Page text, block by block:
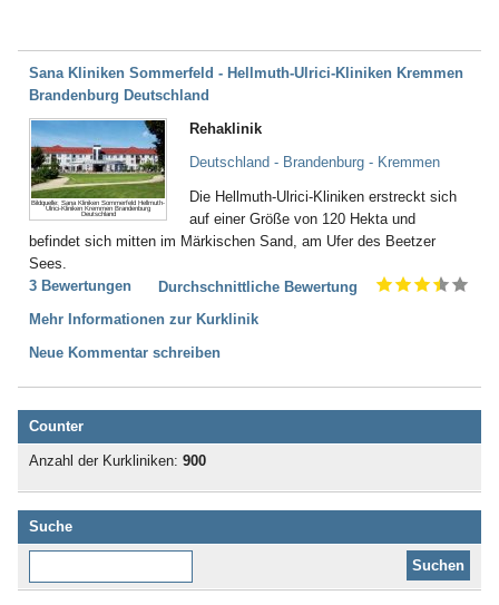
Sana Kliniken Sommerfeld - Hellmuth-Ulrici-Kliniken Kremmen
Brandenburg Deutschland
Bildquelle: Sana Kliniken Sommerfeld Hellmuth-
Ulrici-Kliniken Kremmen Brandenburg
Deutschland
Rehaklinik
Deutschland - Brandenburg - Kremmen
Die Hellmuth-Ulrici-Kliniken erstreckt sich
auf einer Größe von 120 Hekta und
befindet sich mitten im Märkischen Sand, am Ufer des Beetzer
Sees.
3 Bewertungen
Durchschnittliche Bewertung
Mehr Informationen zur Kurklinik
Neue Kommentar schreiben
Counter
Anzahl der Kurkliniken: 900
Suche